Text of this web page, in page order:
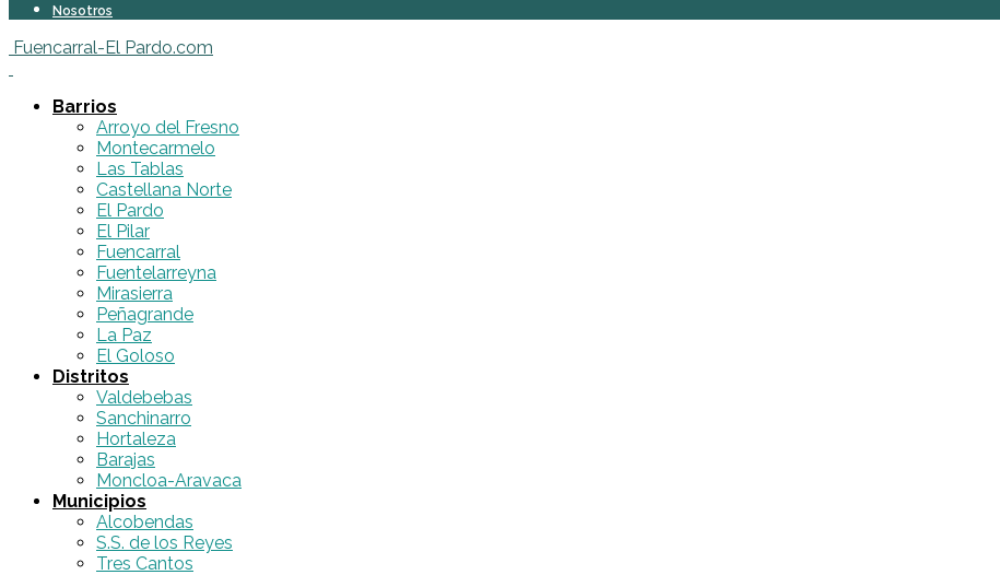
Nosotros
Fuencarral-El Pardo.com
Barrios
Arroyo del Fresno
Montecarmelo
Las Tablas
Castellana Norte
El Pardo
El Pilar
Fuencarral
Fuentelarreyna
Mirasierra
Peñagrande
La Paz
El Goloso
Distritos
Valdebebas
Sanchinarro
Hortaleza
Barajas
Moncloa-Aravaca
Municipios
Alcobendas
S.S. de los Reyes
Tres Cantos